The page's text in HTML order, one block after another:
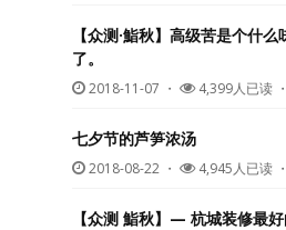
【众测·鮨秋】高级苦是个什
了。
2018-11-07 ・ 4,399人已读 ・
七夕节的芦笋浓汤
2018-08-22 ・ 4,945人已读 ・
【众测 鮨秋】— 杭城装修最